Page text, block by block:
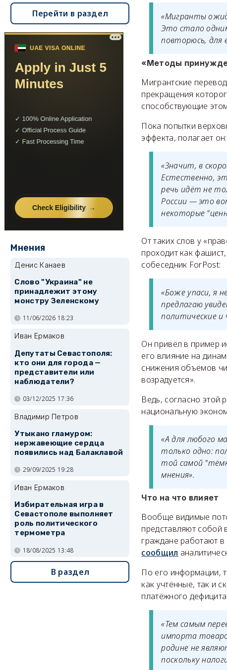
«Мигранты
Это стало
повторюсь, для
«Методы
Мигрантские
прекращения
способствующие
Пока попытки
эффекта, полагает он:
«Значит, в
Естественно,
речь идёт не
России — это
некоторые
От таких слов у
проходит как
собеседник ForPost:
«Боже упаси, я
предлагаю
политические и
Он привёл в пример
его влияние на
снижения объёмов
возрадуется».
Ведь, согласно этой
национальную
«А для любого
только одно:
той самой
мнения».
Что на что влияет
Вообще видимые
представляют собой
граждане работают
сообщил
По его информации,
как учтённые, так и
платёжного
«Тем самым
импорта
родине не
поскольку
Перейти в раздел
Мнения
Денис Канаев
Слово "Украина" не
принадлежит этому
монстру Зеленскому
11/06/2026 18:23
Иван Ермаков
Депутаты Севастополя:
кто они для города —
представители или
наблюдатели?
03/12/2025 17:36
Владимир Петров
Утыкано гламуром:
нержавеющие сердца
появились над Балаклавой
29/09/2025 19:28
Иван Ермаков
Избирательная игра в
Севастополе выполняет
роль политического
термометра
18/08/2025 13:48
В раздел